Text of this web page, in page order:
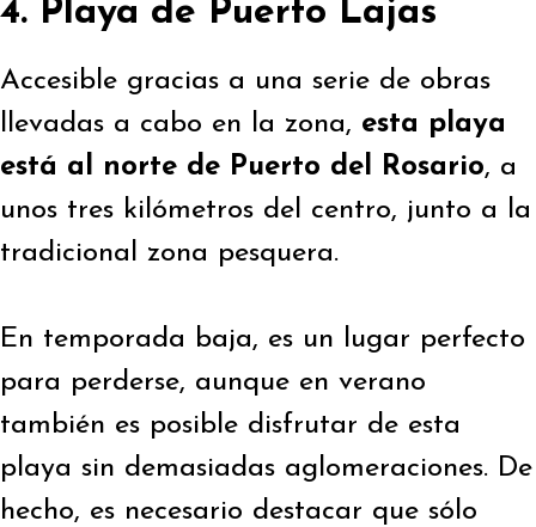
4. Playa de Puerto Lajas
Accesible gracias a una serie de obras
llevadas a cabo en la zona, esta playa
está al norte de Puerto del Rosario, a
unos tres kilómetros del centro, junto a la
tradicional zona pesquera.
En temporada baja, es un lugar perfecto
para perderse, aunque en verano
también es posible disfrutar de esta
playa sin demasiadas aglomeraciones. De
hecho, es necesario destacar que sólo